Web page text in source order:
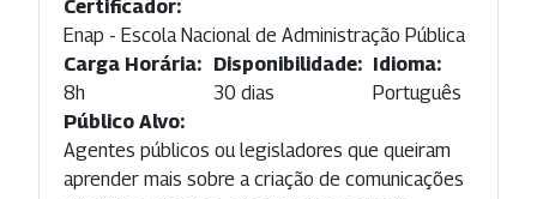
Certificador:
Enap - Escola Nacional de Administração Pública
Carga Horária:
8h
Disponibilidade:
30 dias
Idioma:
Português
Público Alvo:
Agentes públicos ou legisladores que queiram
aprender mais sobre a criação de comunicações